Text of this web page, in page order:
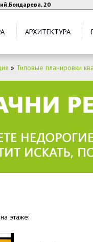
20
АРХИТЕКТУРА
» Типовые планировки
этаже: